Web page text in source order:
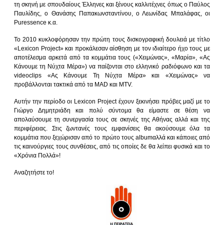
τη σκηνή με σπουδαίους Έλληνες και ξένους καλλιτέχνες όπως ο Παύλος
Παυλίδης, ο Θανάσης Παπακωνσταντίνου, ο Λεωνίδας Μπαλάφας, οι
Puressence κ.α.
Το 2010 κυκλοφόρησαν την πρώτη τους δισκογραφική δουλειά με τίτλο
«Lexicon Project» και προκάλεσαν αίσθηση με τον ιδιαίτερο ήχο τους με
αποτέλεσμα αρκετά από τα κομμάτια τους («Χειμώνας», «Μαρία», «Ας
Κάνουμε τη Νύχτα Μέρα») να παίζονται στο ελληνικό ραδιόφωνο και τα
videoclips «Ας Κάνουμε Τη Νύχτα Μέρα» και «Χειμώνας» να
προβάλλονται τακτικά από τα MAD και MTV.
Αυτήν την περίοδο οι Lexicon Project έχουν ξεκινήσει πρόβες μαζί με το
Γιώργο Δημητριάδη και πολύ σύντομα θα είμαστε σε θέση να
απολαύσουμε τη συνεργασία τους σε σκηνές της Αθήνας αλλά και της
περιφέρειας. Στις ζωντανές τους εμφανίσεις θα ακούσουμε όλα τα
κομμάτια που ξεχώρισαν από το πρώτο τους albumαλλά και κάποιες από
τις καινούργιες τους συνθέσεις, από τις οποίες δε θα λείπει φυσικά και το
«Χρόνια Πολλά»!
Αναζητήστε το!